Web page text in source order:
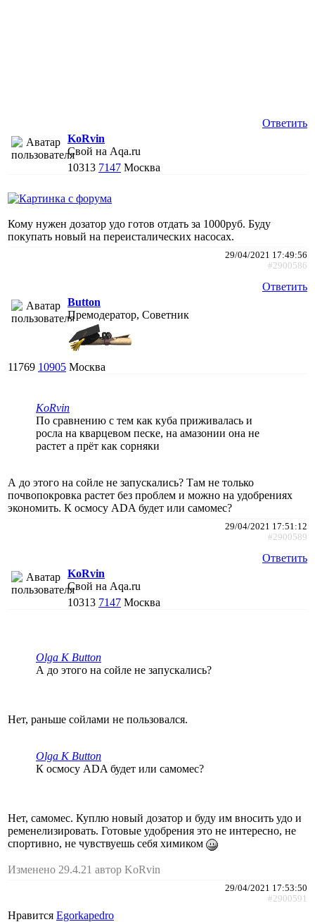
Ответить
KoRvin
Свой на Aqa.ru
10313 7147 Москва
Кому нужен дозатор удо готов отдать за 1000руб. Буду
покупать новый на переисталических насосах.
29/04/2021 17:49:56
#2900586
Ответить
Button
Премодератор, Советник
11769 10905 Москва
KoRvin
По сравнению с тем как куба приживалась и
росла на кварцевом песке, на амазонии она не
растет а прёт как сорняки
А до этого на сойле не запускались? Там не только
почвопокровка растет без проблем и можно на удобрениях
экономить. К осмосу ADA будет или самомес?
29/04/2021 17:51:12
#2900589
Ответить
KoRvin
Свой на Aqa.ru
10313 7147 Москва
Olga K Button
А до этого на сойле не запускались?
Нет, раньше сойлами не пользовался.
Olga K Button
К осмосу ADA будет или самомес?
Нет, самомес. Куплю новый дозатор и буду им вносить удо и
ременелизировать. Готовые удобрения это не интересно, не
спортивно, не чувствуешь себя химиком
Изменено 29.4.21 автор KoRvin
29/04/2021 17:53:50
#2900591
Нравится Egorkapedro